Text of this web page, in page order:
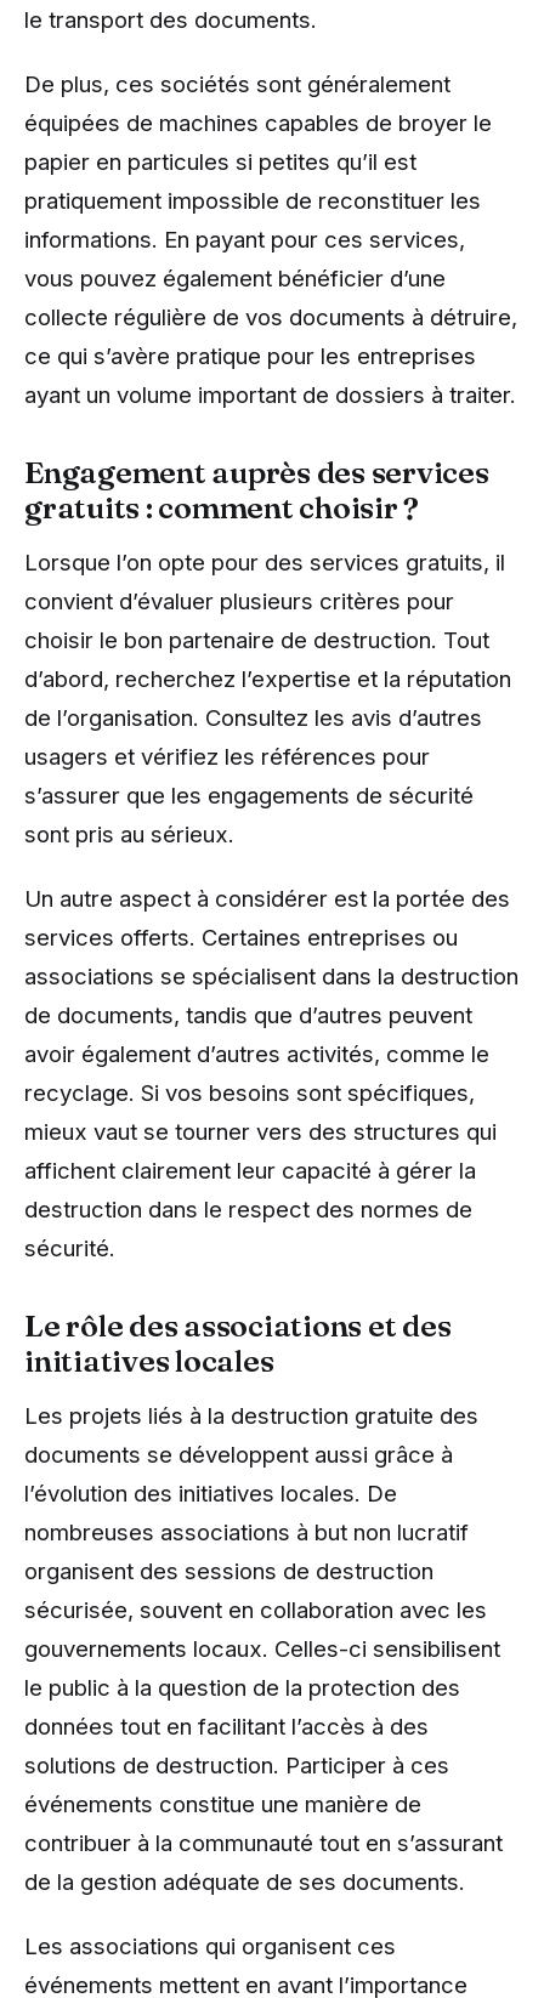
le transport des documents.
De plus, ces sociétés sont généralement
équipées de machines capables de broyer le
papier en particules si petites qu’il est
pratiquement impossible de reconstituer les
informations. En payant pour ces services,
vous pouvez également bénéficier d’une
collecte régulière de vos documents à détruire,
ce qui s’avère pratique pour les entreprises
ayant un volume important de dossiers à traiter.
Engagement auprès des services
gratuits : comment choisir ?
Lorsque l’on opte pour des services gratuits, il
convient d’évaluer plusieurs critères pour
choisir le bon partenaire de destruction. Tout
d’abord, recherchez l’expertise et la réputation
de l’organisation. Consultez les avis d’autres
usagers et vérifiez les références pour
s’assurer que les engagements de sécurité
sont pris au sérieux.
Un autre aspect à considérer est la portée des
services offerts. Certaines entreprises ou
associations se spécialisent dans la destruction
de documents, tandis que d’autres peuvent
avoir également d’autres activités, comme le
recyclage. Si vos besoins sont spécifiques,
mieux vaut se tourner vers des structures qui
affichent clairement leur capacité à gérer la
destruction dans le respect des normes de
sécurité.
Le rôle des associations et des
initiatives locales
Les projets liés à la destruction gratuite des
documents se développent aussi grâce à
l’évolution des initiatives locales. De
nombreuses associations à but non lucratif
organisent des sessions de destruction
sécurisée, souvent en collaboration avec les
gouvernements locaux. Celles-ci sensibilisent
le public à la question de la protection des
données tout en facilitant l’accès à des
solutions de destruction. Participer à ces
événements constitue une manière de
contribuer à la communauté tout en s’assurant
de la gestion adéquate de ses documents.
Les associations qui organisent ces
événements mettent en avant l’importance